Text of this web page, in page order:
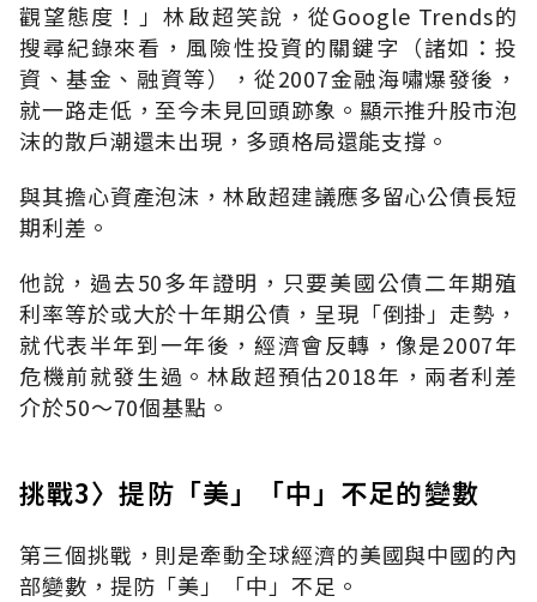
觀望態度！」林啟超笑說，從Google Trends的
搜尋紀錄來看，風險性投資的關鍵字（諸如：投
資、基金、融資等），從2007金融海嘯爆發後，
就一路走低，至今未見回頭跡象。顯示推升股市泡
沫的散戶潮還未出現，多頭格局還能支撐。
與其擔心資產泡沫，林啟超建議應多留心公債長短
期利差。
他說，過去50多年證明，只要美國公債二年期殖
利率等於或大於十年期公債，呈現「倒掛」走勢，
就代表半年到一年後，經濟會反轉，像是2007年
危機前就發生過。林啟超預估2018年，兩者利差
介於50～70個基點。
挑戰3〉提防「美」「中」不足的變數
第三個挑戰，則是牽動全球經濟的美國與中國的內
部變數，提防「美」「中」不足。